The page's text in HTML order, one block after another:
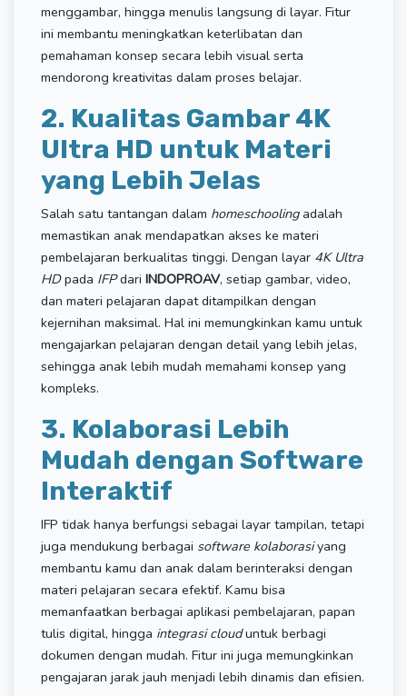
menggambar, hingga menulis langsung di layar. Fitur
ini membantu meningkatkan keterlibatan dan
pemahaman konsep secara lebih visual serta
mendorong kreativitas dalam proses belajar.
2. Kualitas Gambar 4K
Ultra HD untuk Materi
yang Lebih Jelas
Salah satu tantangan dalam homeschooling adalah
memastikan anak mendapatkan akses ke materi
pembelajaran berkualitas tinggi. Dengan layar 4K Ultra
HDpada IFPdari INDOPROAV, setiap gambar, video,
dan materi pelajaran dapat ditampilkan dengan
kejernihan maksimal. Hal ini memungkinkan kamu untuk
mengajarkan pelajaran dengan detail yang lebih jelas,
sehingga anak lebih mudah memahami konsep yang
kompleks.
3. Kolaborasi Lebih
Mudah dengan Software
Interaktif
IFP tidak hanya berfungsi sebagai layar tampilan, tetapi
juga mendukung berbagai software kolaborasiyang
membantu kamu dan anak dalam berinteraksi dengan
materi pelajaran secara efektif. Kamu bisa
memanfaatkan berbagai aplikasi pembelajaran, papan
tulis digital, hingga integrasi clouduntuk berbagi
dokumen dengan mudah. Fitur ini juga memungkinkan
pengajaran jarak jauh menjadi lebih dinamis dan efisien.